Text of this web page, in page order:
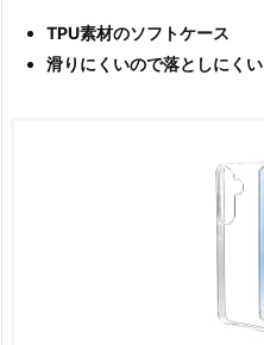
TPU素材のソフトケース
滑りにくいので落としにくい